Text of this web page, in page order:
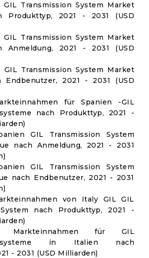
GIL Transmission System Market
Produkttyp, 2021 - 2031 (USD
GIL Transmission System Market
Anmeldung, 2021 - 2031 (USD
GIL Transmission System Market
Endbenutzer, 2021 - 2031 (USD
für Spanien -GIL
nach Produkttyp, 2021 -
GIL Transmission System
nach Anmeldung, 2021 - 2031
GIL Transmission System
nach Endbenutzer, 2021 - 2031
von Italy GIL GIL
nach Produkttyp, 2021 -
Markteinnahmen für GIL
in Italien nach
- 2031 (USD Milliarden)